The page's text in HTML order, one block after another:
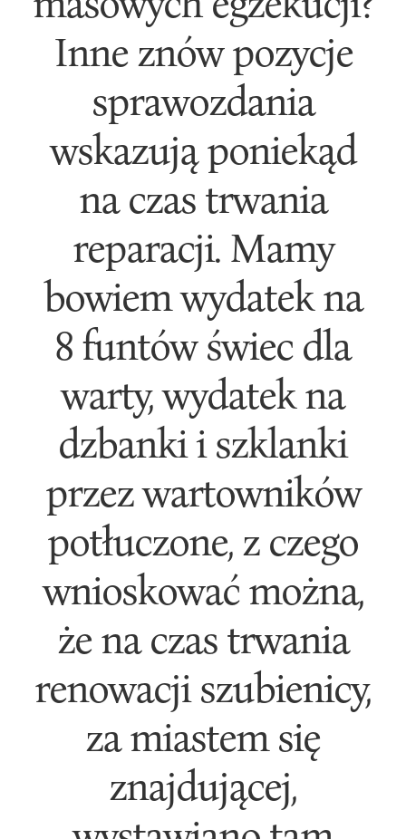
Inne znów pozycje
sprawozdania
wskazują poniekąd
na czas trwania
reparacji. Mamy
bowiem wydatek na
8 funtów świec dla
warty, wydatek na
dzbanki i szklanki
przez wartowników
potłuczone, z czego
wnioskować można,
że na czas trwania
renowacji szubienicy,
za miastem się
znajdującej,